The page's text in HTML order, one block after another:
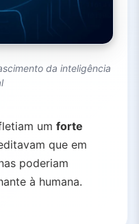
da inteligência
um forte
que em
poderiam
à humana.